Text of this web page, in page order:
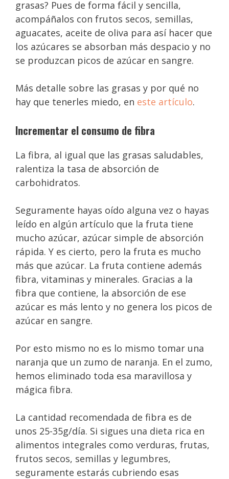
grasas? Pues de forma fácil y sencilla,
acompáñalos con frutos secos, semillas,
aguacates, aceite de oliva para así hacer que
los azúcares se absorban más despacio y no
se produzcan picos de azúcar en sangre.
Más detalle sobre las grasas y por qué no
hay que tenerles miedo, en este artículo.
Incrementar el consumo de fibra
La fibra, al igual que las grasas saludables,
ralentiza la tasa de absorción de
carbohidratos.
Seguramente hayas oído alguna vez o hayas
leído en algún artículo que la fruta tiene
mucho azúcar, azúcar simple de absorción
rápida. Y es cierto, pero la fruta es mucho
más que azúcar. La fruta contiene además
fibra, vitaminas y minerales. Gracias a la
fibra que contiene, la absorción de ese
azúcar es más lento y no genera los picos de
azúcar en sangre.
Por esto mismo no es lo mismo tomar una
naranja que un zumo de naranja. En el zumo,
hemos eliminado toda esa maravillosa y
mágica fibra.
La cantidad recomendada de fibra es de
unos 25-35g/día. Si sigues una dieta rica en
alimentos integrales como verduras, frutas,
frutos secos, semillas y legumbres,
seguramente estarás cubriendo esas